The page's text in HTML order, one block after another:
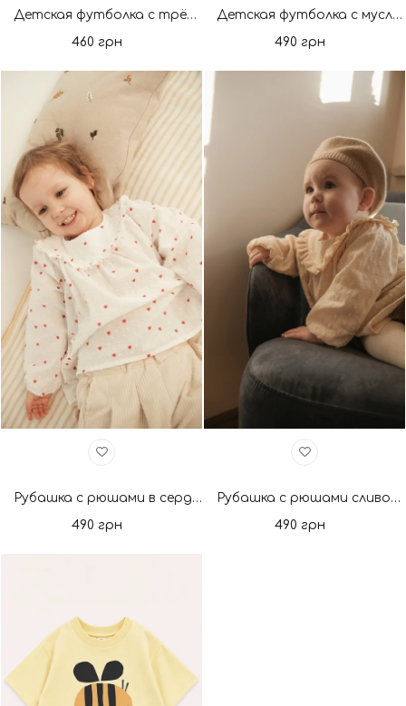
Детская футболка с трёхнити Coconut Milk. Новая коллекция
460 грн
Детская футболка с муслина крем. Новая коллекция
490 грн
Рубашка с рюшами в сердечках. Новая коллекция
490 грн
Рубашка с рюшами сливочное масло. Новая коллекция
490 грн